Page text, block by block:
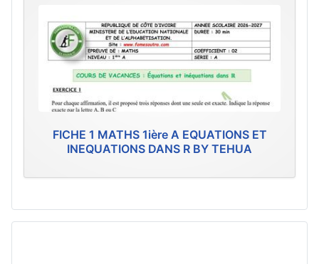
FICHE 1 MATHS 1ière A EQUATIONS ET
INEQUATIONS DANS R BY TEHUA